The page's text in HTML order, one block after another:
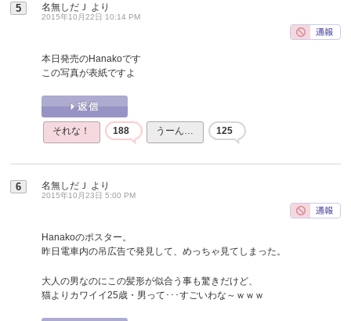
5 名無しだＪ より
2015年10月22日 10:14 PM
本日発売のHanakoです
この写真が表紙ですよ
それな！ 188 うーん… 125
6 名無しだＪ より
2015年10月23日 5:00 PM
Hanakoのポスター。
昨日電車内の吊広告で発見して、めっちゃ見てしまった。
大人の男なのにこの髪形が似合う事も驚きだけど、
猫よりカワイイ25歳・男って･･･すごいわな～ｗｗｗ